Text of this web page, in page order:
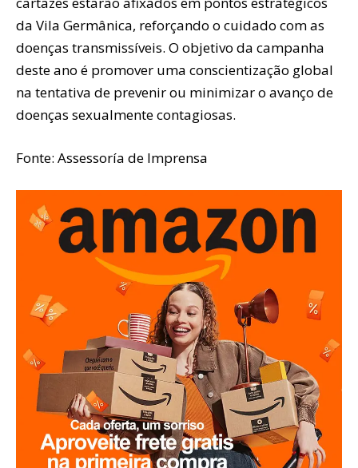
da Vila Germânica, reforçando o cuidado com as
doenças transmissíveis. O objetivo da campanha
deste ano é promover uma conscientização global
na tentativa de prevenir ou minimizar o avanço de
doenças sexualmente contagiosas.
Fonte: Assessoría de Imprensa